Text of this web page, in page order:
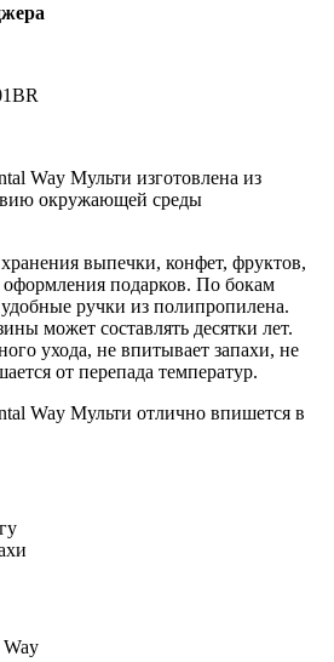
Way Мульти изготовлена из
окружающей среды
выпечки, конфет, фруктов,
оформления подарков. По бокам
ручки из полипропилена.
может составлять десятки лет.
ухода, не впитывает запахи, не
от перепада температур.
Way Мульти отлично впишется в